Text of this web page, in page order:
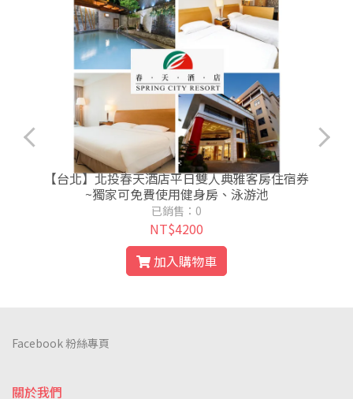
【台北】北投春天酒店平日雙人典雅客房住宿券
~獨家可免費使用健身房、泳游池
已銷售：0
NT$4200
加入購物車
關於我們
Facebook 粉絲專頁